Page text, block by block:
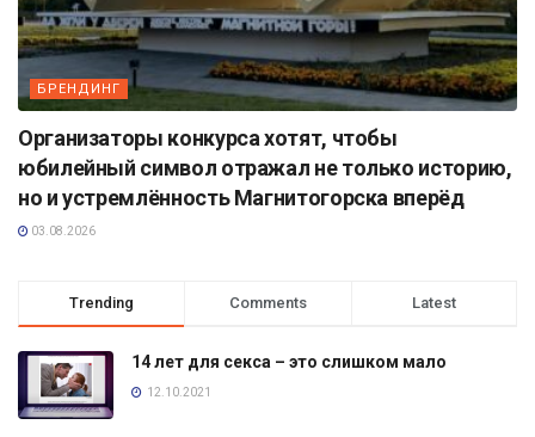
БРЕНДИНГ
Организаторы конкурса хотят, чтобы
юбилейный символ отражал не только историю,
но и устремлённость Магнитогорска вперёд
03.08.2026
Trending Comments Latest
14 лет для секса – это слишком мало
12.10.2021